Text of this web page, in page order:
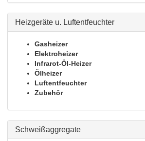
Heizgeräte u. Luftentfeuchter
Gasheizer
Elektroheizer
Infrarot-Öl-Heizer
Ölheizer
Luftentfeuchter
Zubehör
Schweißaggregate